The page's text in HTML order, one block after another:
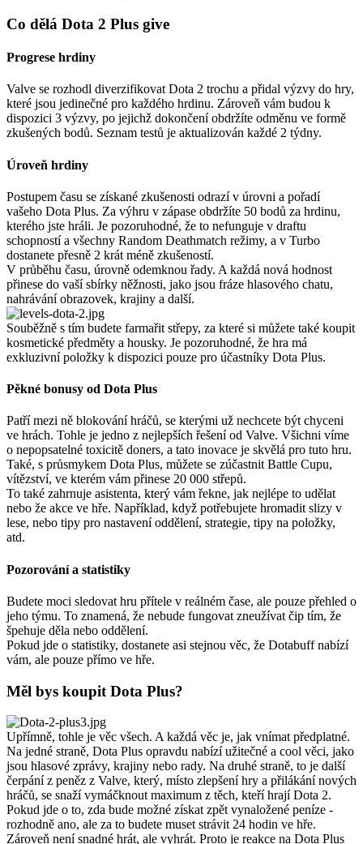
Co dělá Dota 2 Plus give
Progrese hrdiny
Valve se rozhodl diverzifikovat Dota 2 trochu a přidal výzvy do hry,
které jsou jedinečné pro každého hrdinu. Zároveň vám budou k
dispozici 3 výzvy, po jejichž dokončení obdržíte odměnu ve formě
zkušených bodů. Seznam testů je aktualizován každé 2 týdny.
Úroveň hrdiny
Postupem času se získané zkušenosti odrazí v úrovni a pořadí
vašeho Dota Plus. Za výhru v zápase obdržíte 50 bodů za hrdinu,
kterého jste hráli. Je pozoruhodné, že to nefunguje v draftu
schopností a všechny Random Deathmatch režimy, a v Turbo
dostanete přesně 2 krát méně zkušeností.
V průběhu času, úrovně odemknou řady. A každá nová hodnost
přinese do vaší sbírky něžnosti, jako jsou fráze hlasového chatu,
nahrávání obrazovek, krajiny a další.
Souběžně s tím budete farmařit střepy, za které si můžete také koupit
kosmetické předměty a housky. Je pozoruhodné, že hra má
exkluzivní položky k dispozici pouze pro účastníky Dota Plus.
Pěkné bonusy od Dota Plus
Patří mezi ně blokování hráčů, se kterými už nechcete být chyceni
ve hrách. Tohle je jedno z nejlepších řešení od Valve. Všichni víme
o nepopsatelné toxicitě doners, a tato inovace je skvělá pro tuto hru.
Také, s průsmykem Dota Plus, můžete se zúčastnit Battle Cupu,
vítězství, ve kterém vám přinese 20 000 střepů.
To také zahrnuje asistenta, který vám řekne, jak nejlépe to udělat
nebo že akce ve hře. Například, když potřebujete hromadit slizy v
lese, nebo tipy pro nastavení oddělení, strategie, tipy na položky,
atd.
Pozorování a statistiky
Budete moci sledovat hru přítele v reálném čase, ale pouze přehled o
jeho týmu. To znamená, že nebude fungovat zneužívat čip tím, že
špehuje děla nebo oddělení.
Pokud jde o statistiky, dostanete asi stejnou věc, že Dotabuff nabízí
vám, ale pouze přímo ve hře.
Měl bys koupit Dota Plus?
Upřímně, tohle je věc všech. A každá věc je, jak vnímat předplatné.
Na jedné straně, Dota Plus opravdu nabízí užitečné a cool věci, jako
jsou hlasové zprávy, krajiny nebo rady. Na druhé straně, to je další
čerpání z peněz z Valve, který, místo zlepšení hry a přilákání nových
hráčů, se snaží vymáčknout maximum z těch, kteří hrají Dota 2.
Pokud jde o to, zda bude možné získat zpět vynaložené peníze -
rozhodně ano, ale za to budete muset strávit 24 hodin ve hře.
Zároveň není snadné hrát, ale vyhrát. Proto je reakce na Dota Plus